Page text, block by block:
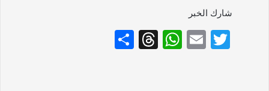
شارك الخبر
T
E
W
T